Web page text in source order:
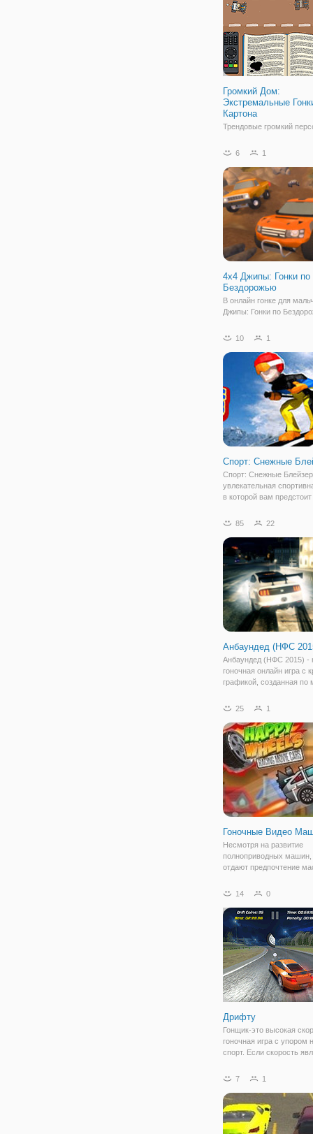
Громкий Дом:
Экстремальные
Картона
Трендовые громкий
Выезжайте на трассу и
добраться до финиша по
трех кругов. Перейти на
полицейских, чтобы
дополнительную
6 1
4х4 Джипы: Гонки по
Бездорожью
В онлайн гонке для
Джипы: Гонки по
хочет прокачать свои
опасную езду. Это не
игра, а довольно
10 1
Спорт: Снежные
Спорт: Снежные
увлекательная
в которой вам
ним многочисленные
снежном склоне, где
85 22
Анбаундед (НФС
Анбаундед (НФС 2015) -
гоночная онлайн игра с
графикой, созданная по
2015 года. Игра
гонку с открытым
25 1
Гоночные Видео
Несмотря на развитие
полноприводных машин,
отдают предпочтение
выбор делают гонщики,
бездорожье. Есть
таким гонщикам, под
14 0
Дрифту
Гонщик-это высокая
гоночная игра с упором
спорт. Если скорость
вы играть в эту игру и
возможность сделать
7 1